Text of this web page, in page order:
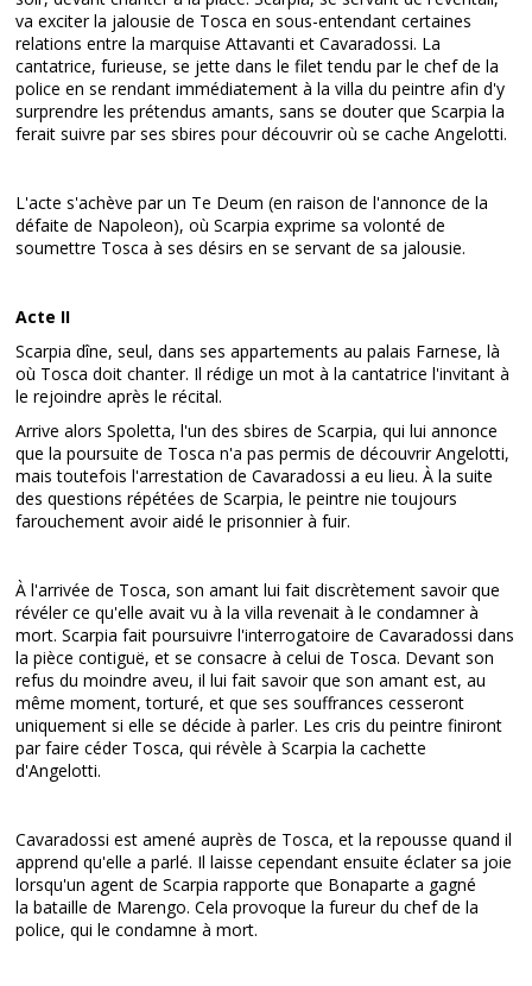
va exciter la jalousie de Tosca en sous-entendant certaines
relations entre la marquise Attavanti et Cavaradossi. La
cantatrice, furieuse, se jette dans le filet tendu par le chef de la
police en se rendant immédiatement à la villa du peintre afin d'y
surprendre les prétendus amants, sans se douter que Scarpia la
ferait suivre par ses sbires pour découvrir où se cache Angelotti.
L'acte s'achève par un Te Deum (en raison de l'annonce de la
défaite de Napoleon), où Scarpia exprime sa volonté de
soumettre Tosca à ses désirs en se servant de sa jalousie.
Acte II
Scarpia dîne, seul, dans ses appartements au palais Farnese, là
où Tosca doit chanter. Il rédige un mot à la cantatrice l'invitant à
le rejoindre après le récital.
Arrive alors Spoletta, l'un des sbires de Scarpia, qui lui annonce
que la poursuite de Tosca n'a pas permis de découvrir Angelotti,
mais toutefois l'arrestation de Cavaradossi a eu lieu. À la suite
des questions répétées de Scarpia, le peintre nie toujours
farouchement avoir aidé le prisonnier à fuir.
À l'arrivée de Tosca, son amant lui fait discrètement savoir que
révéler ce qu'elle avait vu à la villa revenait à le condamner à
mort. Scarpia fait poursuivre l'interrogatoire de Cavaradossi dans
la pièce contiguë, et se consacre à celui de Tosca. Devant son
refus du moindre aveu, il lui fait savoir que son amant est, au
même moment, torturé, et que ses souffrances cesseront
uniquement si elle se décide à parler. Les cris du peintre finiront
par faire céder Tosca, qui révèle à Scarpia la cachette
d'Angelotti.
Cavaradossi est amené auprès de Tosca, et la repousse quand il
apprend qu'elle a parlé. Il laisse cependant ensuite éclater sa joie
lorsqu'un agent de Scarpia rapporte que Bonaparte a gagné
la bataille de Marengo. Cela provoque la fureur du chef de la
police, qui le condamne à mort.